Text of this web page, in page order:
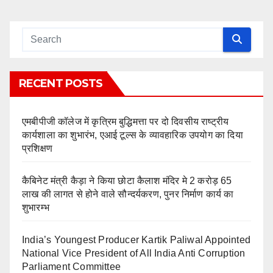
RECENT POSTS
एमबीपीजी कॉलेज में कृत्रिम बुद्धिमत्ता पर दो दिवसीय राष्ट्रीय
कार्यशाला का शुभारंभ, एआई टूल्स के व्यावहारिक उपयोग का दिया
प्रशिक्षण
कैबिनेट मंत्री कैड़ा ने किया छोटा कैलाश मंदिर मे 2 करोड़ 65
लाख की लागत से होने वाले सौन्दर्यकरण, पुनर निर्माण कार्य का
शुभारम्भ
India’s Youngest Producer Kartik Paliwal Appointed
National Vice President of All India Anti Corruption
Parliament Committee